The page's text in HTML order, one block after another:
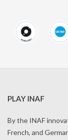
PLAY INAF
By the INAF
French, and